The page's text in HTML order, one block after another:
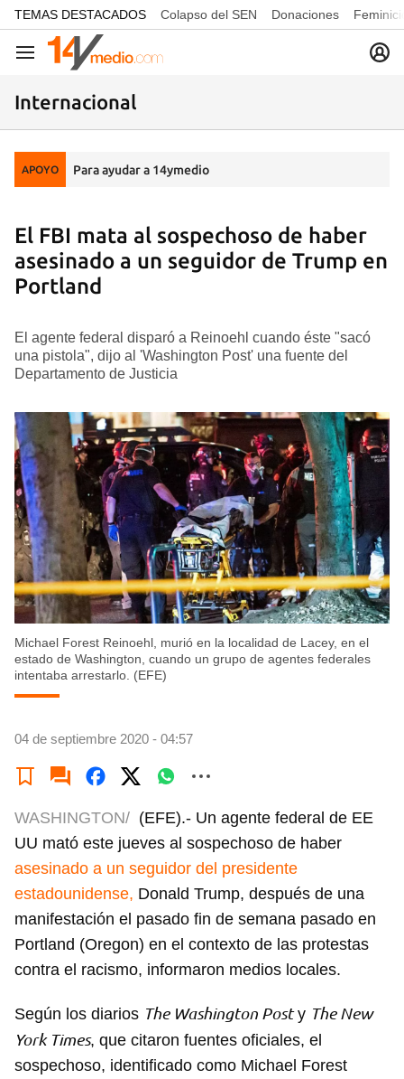
common.go-to-content
TEMAS DESTACADOS Colapso del SEN Donaciones
Navegación
Internacional
APOYO Para ayudar a 14ymedio
El FBI mata al sospechoso de haber
asesinado a un seguidor de Trump en
Portland
El agente federal disparó a Reinoehl cuando éste "sacó
una pistola", dijo al 'Washington Post' una fuente del
Departamento de Justicia
Michael Forest Reinoehl, murió en la localidad de Lacey, en el
estado de Washington, cuando un grupo de agentes federales
intentaba arrestarlo. (EFE)
04 de septiembre 2020 - 04:57
WASHINGTON/ (EFE).- Un agente federal de EE
UU mató este jueves al sospechoso de haber
asesinado a un seguidor del presidente
estadounidense, Donald Trump, después de una
manifestación el pasado fin de semana pasado en
Portland (Oregon) en el contexto de las protestas
contra el racismo, informaron medios locales.
Según los diarios The Washington Posty The New
York Times, que citaron fuentes oficiales, el
sospechoso, identificado como Michael Forest